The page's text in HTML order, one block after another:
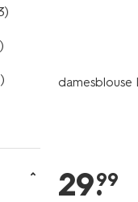
damesblouse
29.
99